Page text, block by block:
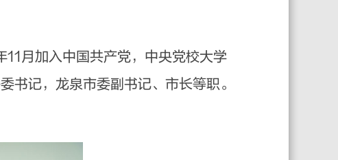
月加入中国共产党，中央党校大学
书记，龙泉市委副书记、市长等职。